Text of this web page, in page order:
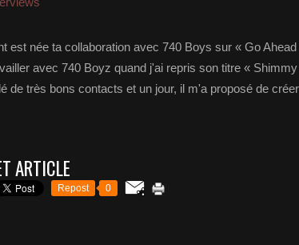
est née ta collaboration avec 740 Boys sur « Go
avec 740 Boyz quand j'ai repris son titre «
de très bons contacts et un jour, il m'a proposé de
ARTICLE
Repost 0